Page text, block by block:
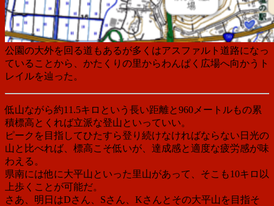
公園の大外を回る道もあるが多くはアスファルト道路になっ
ていることから、かたくりの里からわんぱく広場へ向かうト
レイルを辿った。
低山ながら約11.5キロという長い距離と960メートルもの累
積標高とくれば立派な登山といっていい。
ピークを目指してひたすら登り続けなければならない日光の
山と比べれば、標高こそ低いが、達成感と適度な疲労感が味
わえる。
県南には他に大平山といった里山があって、そこも10キロ以
上歩くことが可能だ。
さあ、明日はDさん、Sさん、Kさんとその大平山を目指そ